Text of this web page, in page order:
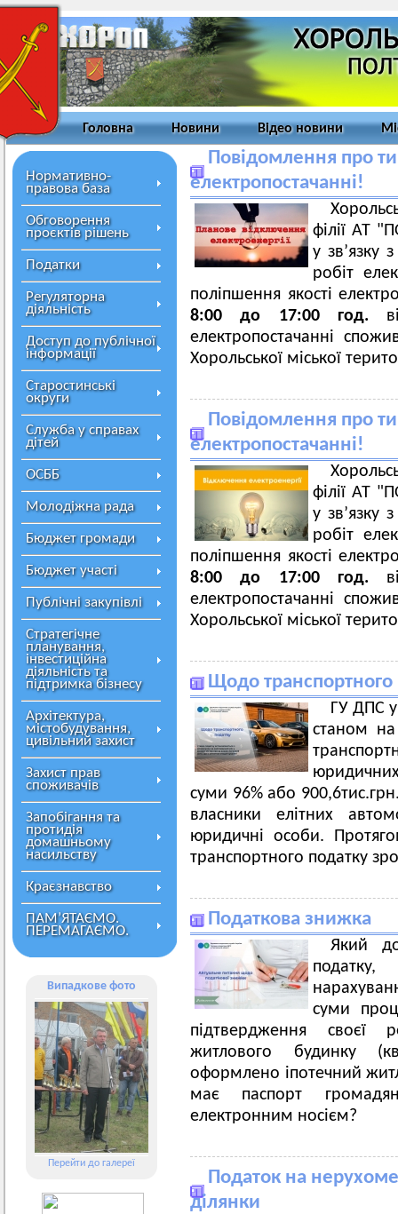
Головна Новини Відео новини
Нормативно-
правова база
Обговорення
проєктів рішень
Податки
Регуляторна
діяльність
Доступ до публічної
інформації
Старостинські
округи
Служба у справах
дітей
ОСББ
Молодіжна рада
Бюджет громади
Бюджет участі
Публічні закупівлі
Стратегічне
планування,
інвестиційна
діяльність та
підтримка бізнесу
Архітектура,
містобудування,
цивільний захист
Захист прав
споживачів
Запобігання та
протидія
домашньому
насильству
Краєзнавство
ПАМ’ЯТАЄМО.
ПЕРЕМАГАЄМО.
Випадкове фото
Перейти до галереї
Повідомлення про
електропостачанні!
філії АТ
у зв’язку
робіт
поліпшення якості
8:00 до 17:00 год.
електропостачанні
Хорольської міської
Повідомлення про
електропостачанні!
філії АТ
у зв’язку
робіт
поліпшення якості
8:00 до 17:00 год.
електропостачанні
Хорольської міської
Щодо транспортного
ГУ ДПС у
станом на
юридичних
суми 96% або
власники елітних
юридичні особи.
транспортного податку
Податкова знижка
Який
суми
підтвердження своєї
житлового будинку
оформлено іпотечний
має паспорт
електронним носієм?
Податок на
ділянки